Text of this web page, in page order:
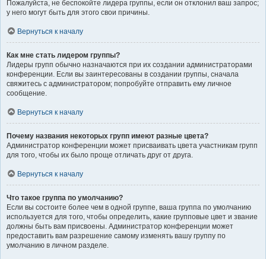
Пожалуйста, не беспокойте лидера группы, если он отклонил ваш запрос;
у него могут быть для этого свои причины.
Вернуться к началу
Как мне стать лидером группы?
Лидеры групп обычно назначаются при их создании администраторами
конференции. Если вы заинтересованы в создании группы, сначала
свяжитесь с администратором; попробуйте отправить ему личное
сообщение.
Вернуться к началу
Почему названия некоторых групп имеют разные цвета?
Администратор конференции может присваивать цвета участникам групп
для того, чтобы их было проще отличать друг от друга.
Вернуться к началу
Что такое группа по умолчанию?
Если вы состоите более чем в одной группе, ваша группа по умолчанию
используется для того, чтобы определить, какие групповые цвет и звание
должны быть вам присвоены. Администратор конференции может
предоставить вам разрешение самому изменять вашу группу по
умолчанию в личном разделе.